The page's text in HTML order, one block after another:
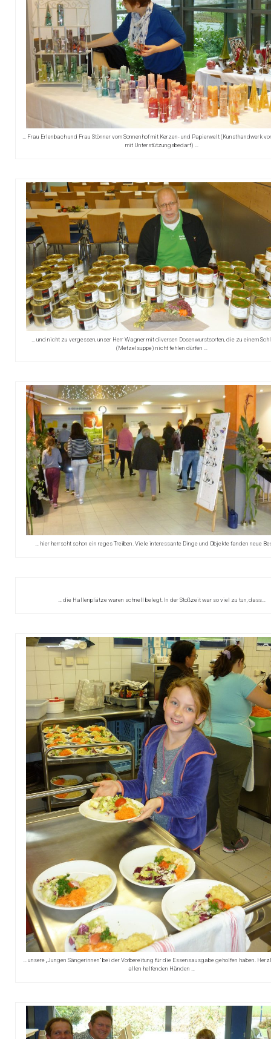
… Frau Erlenbach und Frau Stönner vom Sonnenhof mit Kerzen- und Papierwelt (Kunsthandwerk
mit Unterstützungsbedarf) …
… und nicht zu vergessen, unser Herr Wagner mit diversen Dosenwurstsorten, die zu einem
(Metzelsuppe) nicht fehlen dürfen …
… hier herrscht schon ein reges Treiben. Viele interessante Dinge und Objekte fanden neue
… die Hallenplätze waren schnell belegt. In der Stoßzeit war so viel zu tun, dass…
… unsere „Jungen Sängerinnen“ bei der Vorbereitung für die Essensausgabe geholfen haben.
allen helfenden Händen …